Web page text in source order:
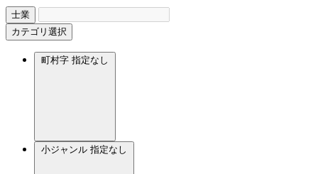
士業
カテゴリ選択
町村字 指定なし
小ジャンル 指定なし